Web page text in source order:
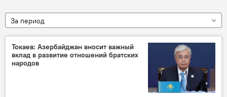
За период
Токаев: Азербайджан вносит важный
вклад в развитие отношений братских
народов